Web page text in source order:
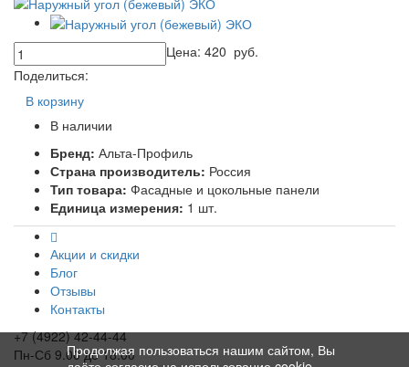
Цена: 420 руб.
Поделиться:
В корзину
В наличии
Бренд: Альта-Профиль
Страна производитель: Россия
Тип товара: Фасадные и цокольные панели
Единица измерения: 1 шт.
Акции и скидки
Блог
Отзывы
Контакты
+7 (4922) 42-44-44
Пн-Сб 9.00 до 18.00
Продолжая пользоваться нашим сайтом, Вы